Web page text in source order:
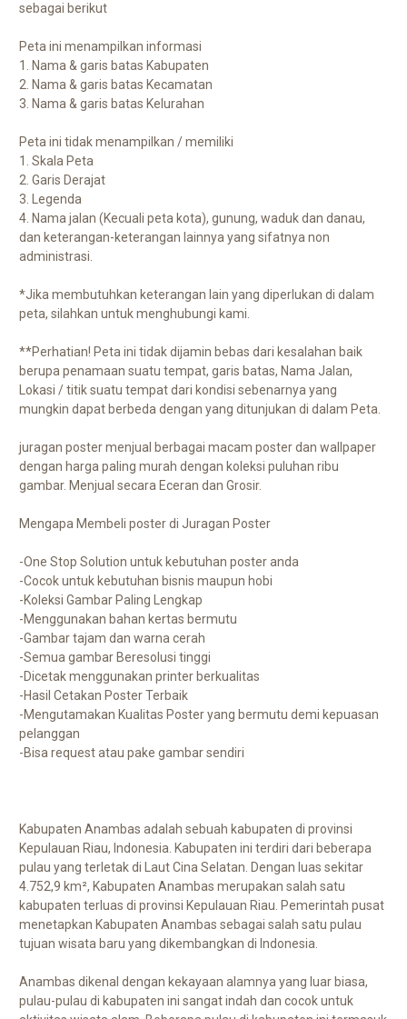
sebagai berikut
Peta ini menampilkan informasi
1. Nama & garis batas Kabupaten
2. Nama & garis batas Kecamatan
3. Nama & garis batas Kelurahan
Peta ini tidak menampilkan / memiliki
1. Skala Peta
2. Garis Derajat
3. Legenda
4. Nama jalan (Kecuali peta kota), gunung, waduk dan danau,
dan keterangan-keterangan lainnya yang sifatnya non
administrasi.
*Jika membutuhkan keterangan lain yang diperlukan di dalam
peta, silahkan untuk menghubungi kami.
**Perhatian! Peta ini tidak dijamin bebas dari kesalahan baik
berupa penamaan suatu tempat, garis batas, Nama Jalan,
Lokasi / titik suatu tempat dari kondisi sebenarnya yang
mungkin dapat berbeda dengan yang ditunjukan di dalam Peta.
juragan poster menjual berbagai macam poster dan wallpaper
dengan harga paling murah dengan koleksi puluhan ribu
gambar. Menjual secara Eceran dan Grosir.
Mengapa Membeli poster di Juragan Poster
-One Stop Solution untuk kebutuhan poster anda
-Cocok untuk kebutuhan bisnis maupun hobi
-Koleksi Gambar Paling Lengkap
-Menggunakan bahan kertas bermutu
-Gambar tajam dan warna cerah
-Semua gambar Beresolusi tinggi
-Dicetak menggunakan printer berkualitas
-Hasil Cetakan Poster Terbaik
-Mengutamakan Kualitas Poster yang bermutu demi kepuasan
pelanggan
-Bisa request atau pake gambar sendiri
Kabupaten Anambas adalah sebuah kabupaten di provinsi
Kepulauan Riau, Indonesia. Kabupaten ini terdiri dari beberapa
pulau yang terletak di Laut Cina Selatan. Dengan luas sekitar
4.752,9 km², Kabupaten Anambas merupakan salah satu
kabupaten terluas di provinsi Kepulauan Riau. Pemerintah pusat
menetapkan Kabupaten Anambas sebagai salah satu pulau
tujuan wisata baru yang dikembangkan di Indonesia.
Anambas dikenal dengan kekayaan alamnya yang luar biasa,
pulau-pulau di kabupaten ini sangat indah dan cocok untuk